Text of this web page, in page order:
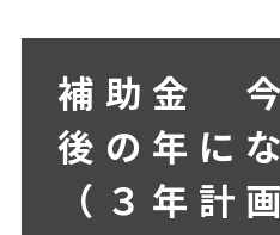
補助金
後の年に
（３年計